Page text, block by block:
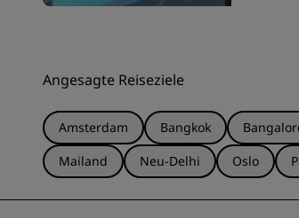
Angesagte Reiseziele
Amsterdam Bangkok
Mailand
Neu-Delhi Oslo